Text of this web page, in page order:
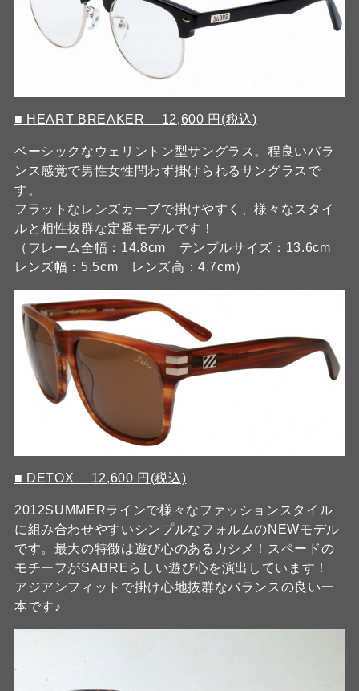
■ HEART BREAKER 12,600 円(税込)
ベーシックなウェリントン型サングラス。程良いバラ
ンス感覚で男性女性問わず掛けられるサングラスで
す。
フラットなレンズカーブで掛けやすく、様々なスタイ
ルと相性抜群な定番モデルです！
（フレーム全幅：14.8cm テンプルサイズ：13.6cm
レンズ幅：5.5cm レンズ高：4.7cm）
■ DETOX 12,600 円(税込)
2012SUMMERラインで様々なファッションスタイル
に組み合わせやすいシンプルなフォルムのNEWモデル
です。最大の特徴は遊び心のあるカシメ！スペードの
モチーフがSABREらしい遊び心を演出しています！
アジアンフィットで掛け心地抜群なバランスの良い一
本です♪